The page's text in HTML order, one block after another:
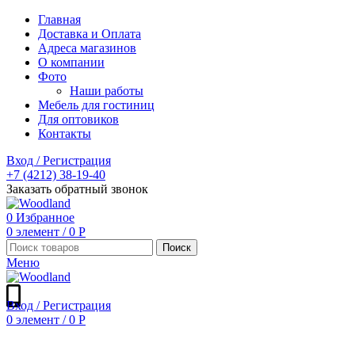
Главная
Доставка и Оплата
Адреса магазинов
О компании
Фото
Наши работы
Мебель для гостиниц
Для оптовиков
Контакты
Вход / Регистрация
+7 (4212) 38-19-40
Заказать обратный звонок
0 Избранное
0 элемент / 0 Р
Поиск
Меню
Вход / Регистрация
0 элемент / 0 Р